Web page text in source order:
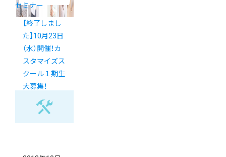
セミナー
【終了しまし
た】10月23日
（水）開催！カ
スタマイズス
クール１期生
大募集！